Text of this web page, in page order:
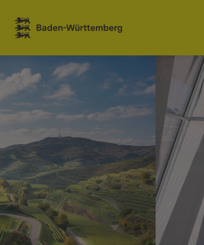
Sauter au contenu
Link zur Startseite